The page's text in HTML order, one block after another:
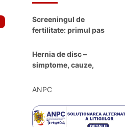
Screeningul de
fertilitate: primul pas
Hernia de disc –
simptome, cauze,
moderne de
ANPC